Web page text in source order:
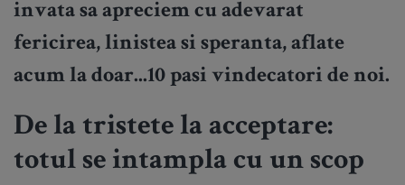
invata sa apreciem cu adevarat
fericirea, linistea si speranta, aflate
acum la doar...10 pasi vindecatori de noi.
De la tristete la acceptare:
totul se intampla cu un scop